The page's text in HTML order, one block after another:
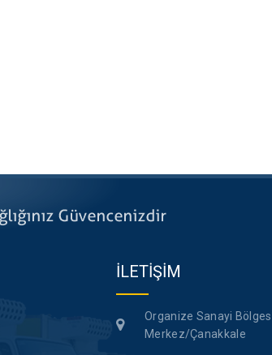
İLETİŞİM
Organize Sanayi
Merkez/Çanakkale